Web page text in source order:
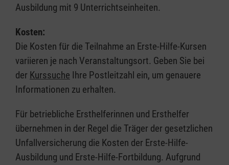
Ausbildung mit 9 Unterrichtseinheiten.
Kosten:
Die Kosten für die Teilnahme an Erste-Hilfe-Kursen
variieren je nach Veranstaltungsort. Geben Sie bei
der Kurssuche Ihre Postleitzahl ein, um genauere
Informationen zu erhalten.
Für betriebliche Ersthelferinnen und Ersthelfer
übernehmen in der Regel die Träger der gesetzlichen
Unfallversicherung die Kosten der Erste-Hilfe-
Ausbildung und Erste-Hilfe-Fortbildung. Aufgrund